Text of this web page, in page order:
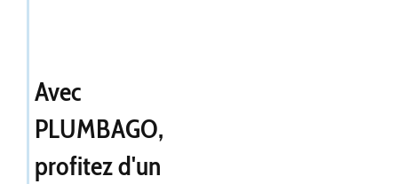
Avec
PLUMBAGO,
profitez d'un